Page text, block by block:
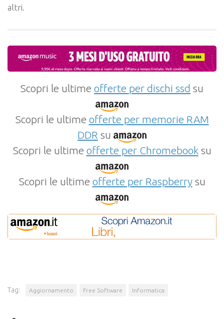
altri.
Scopri le ultime offerte per dischi ssd su
Scopri le ultime offerte per memorie RAM
DDR su
Scopri le ultime offerte per Chromebooksu
Scopri le ultime offerte per Raspberrysu
Tag: Aggiornamento Free Software Informatica